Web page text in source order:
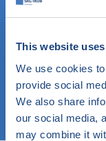
This website
We use cookies
provide social
We also share
our social media,
may combine it
Kies een
Bent u